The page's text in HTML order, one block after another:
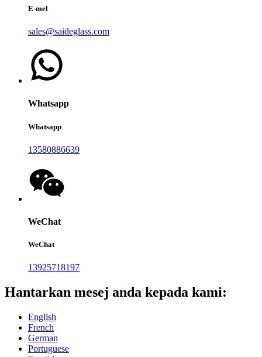
E-mel
sales@saideglass.com
Whatsapp
Whatsapp
13580886639
WeChat
WeChat
13925718197
Hantarkan mesej anda kepada kami:
English
French
German
Portuguese